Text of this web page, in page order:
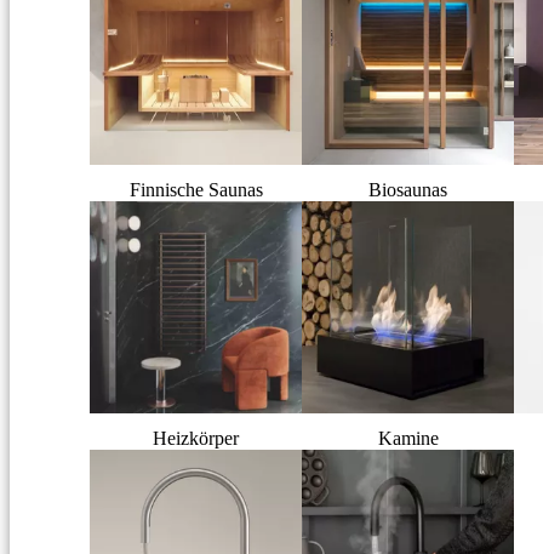
Finnische Saunas Biosaunas
Heizkörper Kamine